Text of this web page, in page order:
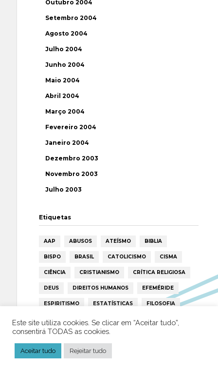
Outubro 2004
Setembro 2004
Agosto 2004
Julho 2004
Junho 2004
Maio 2004
Abril 2004
Março 2004
Fevereiro 2004
Janeiro 2004
Dezembro 2003
Novembro 2003
Julho 2003
Etiquetas
AAP ABUSOS ATEÍSMO BIBLIA
BISPO BRASIL CATOLICISMO CISMA
CIÊNCIA CRISTIANISMO CRÍTICA RELIGIOSA
DEUS DIREITOS HUMANOS EFEMÉRIDE
ESPIRITISMO ESTATÍSTICAS FILOSOFIA
FÁTIMA HISTÓRIA HUMANISMO HUMOR
ICAR IGREJA ISLAMISMO
JESUS LAICIDADE
Este site utiliza cookies. Se clicar em “Aceitar tudo”,
consentirá TODAS as cookies.
Aceitar tudo Rejeitar tudo